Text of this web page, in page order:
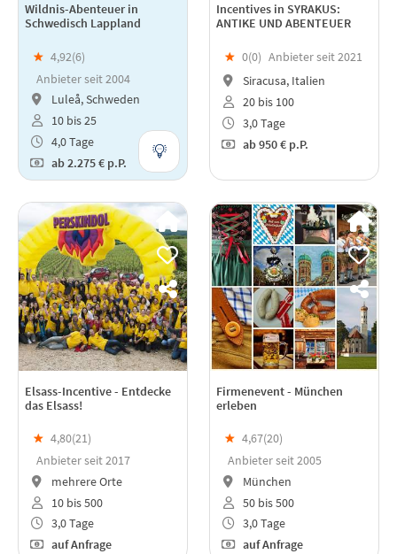
Wildnis-Abenteuer in
Schwedisch Lappland
★ 4,92(6)
Anbieter seit 2004
Luleå, Schweden
10 bis 25
4,0 Tage
ab2.275 € p.P.
Incentives in SYRAKUS:
ANTIKE UND ABENTEUER
★ 0(0) Anbieter seit 2021
Siracusa, Italien
20 bis 100
3,0 Tage
ab950 € p.P.
Elsass-Incentive - Entdecke
das Elsass!
★ 4,80(21)
Anbieter seit 2017
mehrere Orte
10 bis 500
3,0 Tage
auf Anfrage
Firmenevent - München
erleben
★ 4,67(20)
Anbieter seit 2005
München
50 bis 500
3,0 Tage
auf Anfrage